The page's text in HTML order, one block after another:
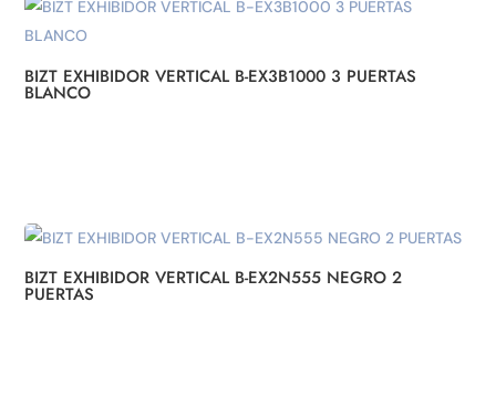
BIZT EXHIBIDOR VERTICAL B-EX3B1000 3 PUERTAS
BLANCO
BIZT EXHIBIDOR VERTICAL B-EX2N555 NEGRO 2
PUERTAS